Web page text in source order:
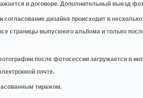
в договоре. Дополнительный выезд
согласование дизайна происходит в
страницы выпускного альбома и только
после фотосессии загружается в
почте.
тиражом.